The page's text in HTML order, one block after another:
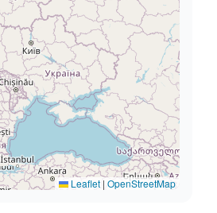
Leaflet | OpenStreetMap